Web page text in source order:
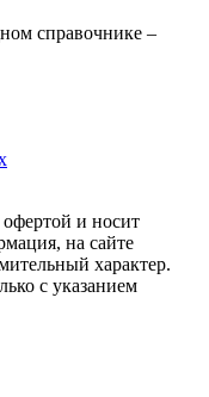
справочнике –
и носит
на сайте
характер.
с указанием